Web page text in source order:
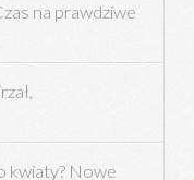
na prawdziwe
kwiaty? Nowe